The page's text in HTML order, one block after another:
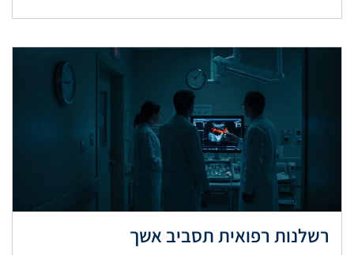
רשלנות רפואית תסביב אשך